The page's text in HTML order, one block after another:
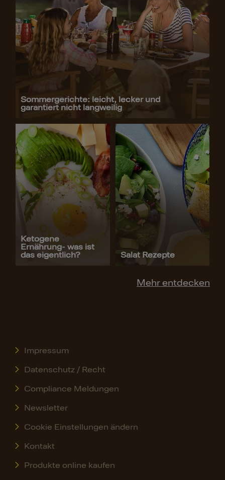
Sommergerichte: leicht, lecker und
garantiert nicht langweilig
Ketogene
Ernährung- was ist
das eigentlich?
Salat Rezepte
Mehr entdecken
Impressum
Datenschutz / Recht
Compliance Meldungen
Newsletter
Cookie Einstellungen ändern
Kontakt
Produkte online kaufen